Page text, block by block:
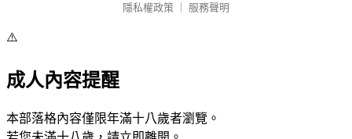
隱私權政策
服務聲明
⚠️
成人內容提醒
本部落格內容僅限年滿十八歲者瀏覽。